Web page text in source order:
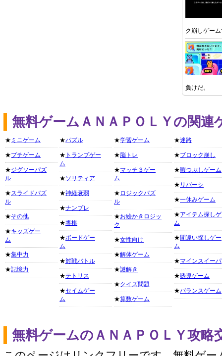
ク崩しゲー
負けだ。
無料ゲームＡＮＡＰＯＬＹの関連
★ ミニゲーム
★プチゲーム
★ジグソーパズ
ル
★スライドパズ
ル
★その他
★キッズゲー
ム
★集中力
★記憶力
★パズル
★ トランプゲー
ム
★ソリティア
★神経衰弱
★ナンプレ
★将棋
★ボードゲー
ム
★対戦バトル
★テトリス
★セイムゲー
ム
★学習ゲーム
★脳トレ
★マッチ３ゲー
ム
★ ロジックパズ
ル
★お絵かきロジッ
ク
★女性向け
★解体ゲーム
★謎解き
★クイズ問題
★算数ゲーム
★迷路
★ブロック崩し
★暇つぶしゲーム
★ リバーシ
★一休みゲーム
★アイテム探し
ム
★間違い探しゲー
ム
★マインスイーパ
★誘導ゲーム
★バランスゲーム
無料ゲームのＡＮＡＰＯＬＹ攻略